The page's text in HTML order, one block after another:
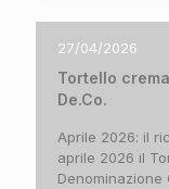
27/04/2026
Tortello
De.Co.
Aprile 2026: il
aprile 2026 il
Denominazione